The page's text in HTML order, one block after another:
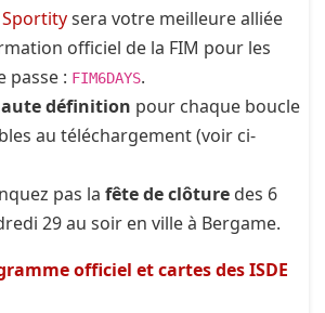
Sportitysera votre meilleure alliée
officiel de la FIM pour les
passe : FIM6DAYS.
définition pour chaque boucle
au téléchargement (voir ci-
pas la fête de clôture des 6
29 au soir en ville à Bergame.
officiel et cartes des ISDE